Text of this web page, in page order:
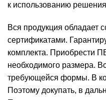
к использованию
Вся продукция обладает
сертификатами.
комплекта. Приобрести
необходимого размера.
требующейся формы. В
Поэтому докупать, в